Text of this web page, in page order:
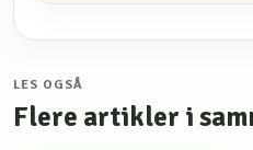
LES OGSÅ
Flere artikler i